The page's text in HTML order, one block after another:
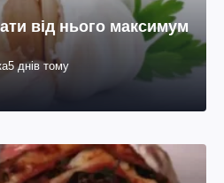
від нього максимум
5 днів тому